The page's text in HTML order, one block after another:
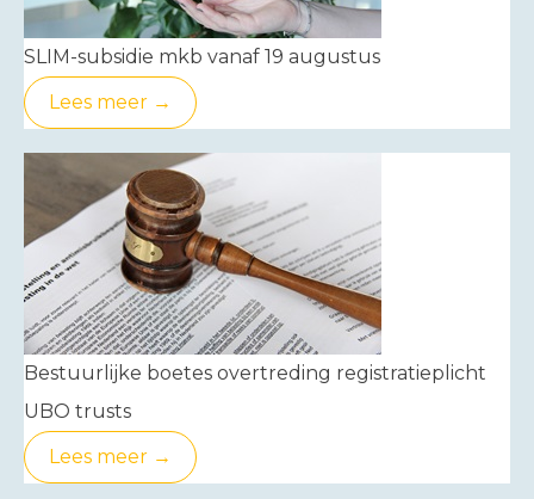
SLIM-subsidie mkb vanaf 19 augustus
Lees meer →
Bestuurlijke boetes overtreding registratieplicht
UBO trusts
Lees meer →